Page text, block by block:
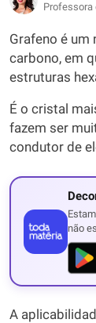
Professora
Grafeno é
carbono, em
estruturas
É o cristal
fazem ser
condutor de
não
A